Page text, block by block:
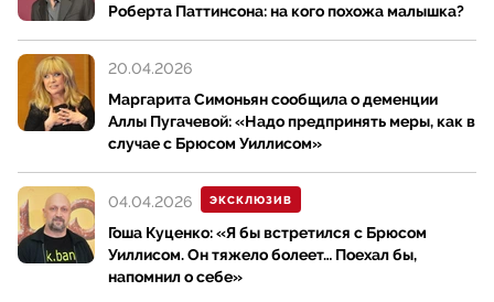
Роберта Паттинсона: на кого похожа малышка?
Маргарита Симоньян сообщила о деменции
Аллы Пугачевой: «Надо предпринять меры, как в
случае с Брюсом Уиллисом»
20.04.2026
ЭКСКЛЮЗИВ
Гоша Куценко: «Я бы встретился с Брюсом
Уиллисом. Он тяжело болеет… Поехал бы,
напомнил о себе»
04.04.2026